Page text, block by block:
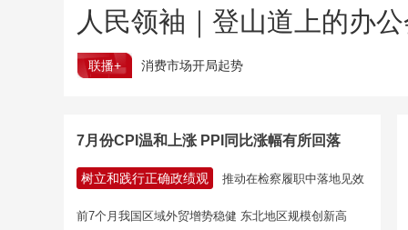
人民领袖｜登山道上的办
联播+ 消费市场开局起势
7月份CPI温和上涨 PPI同比涨幅有所回落
树立和践行正确政绩观 推动在检察履职中落地见效
前7个月我国区域外贸增势稳健 东北地区规模创新高